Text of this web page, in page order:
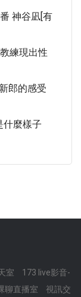
神谷凪[有
練現出性
郎的感受
什麼樣子
室
173 live影音-
聊直播室
視訊交